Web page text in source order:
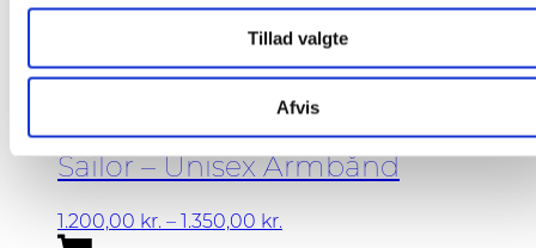
Tillad valgte
Afvis
Sailor – Unisex Armbånd
1.200,00 kr. –1.350,00 kr.